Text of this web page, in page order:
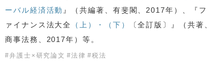
ーバル経済活動 』（共編著、有斐閣、2017年）、『フ
ァイナンス法大全
（上）・ （下）
〔全訂版〕』（共著、
商事法務、2017年）等。
#弁護士×研究論文 #法律 #税法